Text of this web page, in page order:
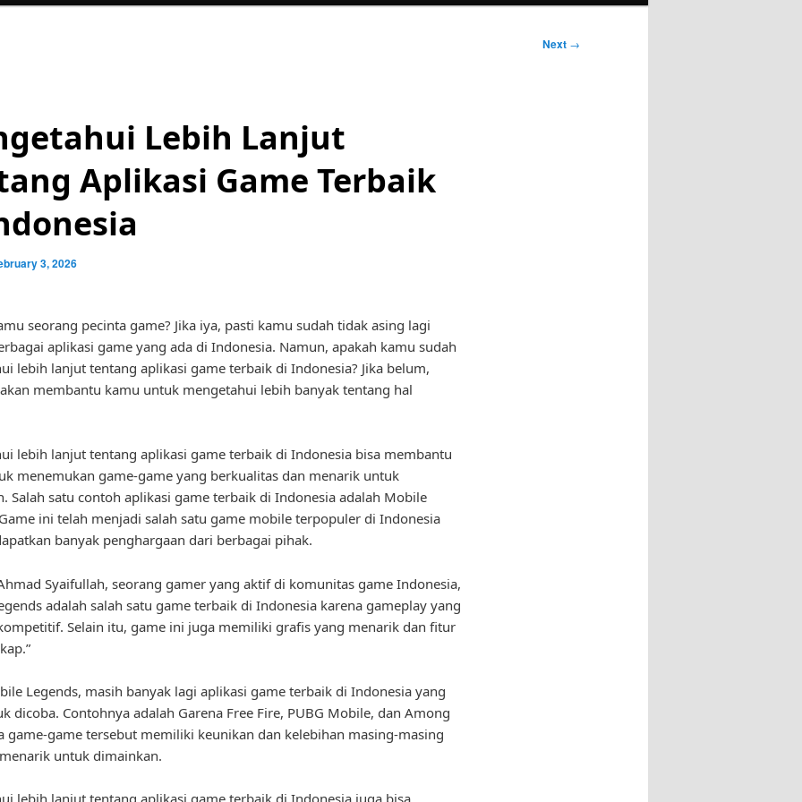
Next →
Lebih Lanjut
Aplikasi Game Terbaik
3, 2026
seorang pecinta game? Jika iya, pasti kamu sudah tidak asing lagi
aplikasi game yang ada di Indonesia. Namun, apakah kamu sudah
lebih lanjut tentang aplikasi game terbaik di Indonesia? Jika belum,
membantu kamu untuk mengetahui lebih banyak tentang hal
lebih lanjut tentang aplikasi game terbaik di Indonesia bisa membantu
menemukan game-game yang berkualitas dan menarik untuk
Salah satu contoh aplikasi game terbaik di Indonesia adalah Mobile
ini telah menjadi salah satu game mobile terpopuler di Indonesia
banyak penghargaan dari berbagai pihak.
Syaifullah, seorang gamer yang aktif di komunitas game Indonesia,
adalah salah satu game terbaik di Indonesia karena gameplay yang
Selain itu, game ini juga memiliki grafis yang menarik dan fitur
Legends, masih banyak lagi aplikasi game terbaik di Indonesia yang
dicoba. Contohnya adalah Garena Free Fire, PUBG Mobile, dan Among
game-game tersebut memiliki keunikan dan kelebihan masing-masing
untuk dimainkan.